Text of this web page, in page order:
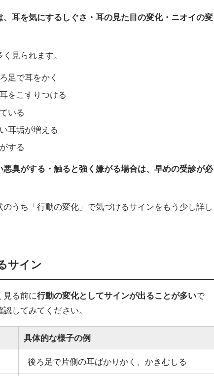
耳を気にするしぐさ・耳の見た目の変化・ニオイの変
見られます。
足で耳をかく
をこすりつける
いる
耳垢が増える
する
臭がする・触ると強く嫌がる場合は、早めの受診が必
うち「行動の変化」で気づけるサインをもう少し詳し
サイン
見る前に行動の変化としてサインが出ることが多いで
してみてください。
具体的な様子の例
後ろ足で片側の耳ばかりかく、かきむしる